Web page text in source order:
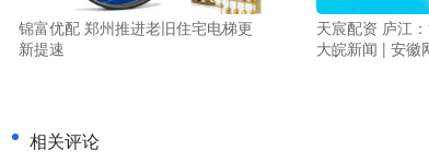
锦富优配 郑州推进老旧住宅电梯更
新提速
天宸配资 庐江
大皖新闻 | 安徽
相关评论